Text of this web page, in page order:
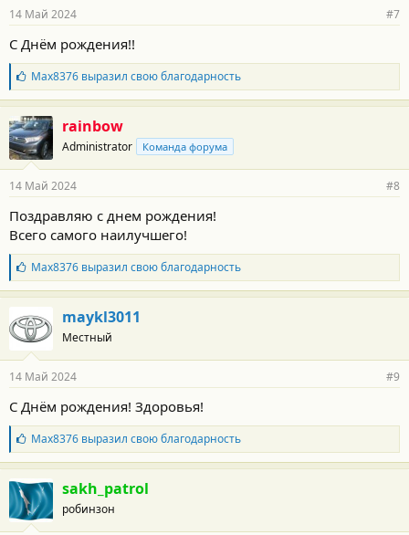
н
с
т
и
:
14 Май 2024 #7
С Днём рождения!!
Б
л
а
г
о
д
а
н
с
т
и
:
Max8376выразил свою благодарность
rainbow
Administrator Команда форума
14 Май 2024 #8
Поздравляю с днем рождения!
Всего самого наилучшего!
Б
л
а
о
д
а
н
с
т
и
:
Max8376выразил свою благодарность
maykl3011
Местный
14 Май 2024 #9
С Днём рождения! Здоровья!
Б
л
а
г
о
д
а
Max8376выразил свою благодарность
sakh_patrol
робинзон